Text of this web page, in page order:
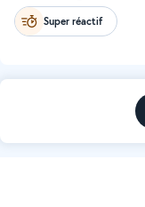
Super réactif